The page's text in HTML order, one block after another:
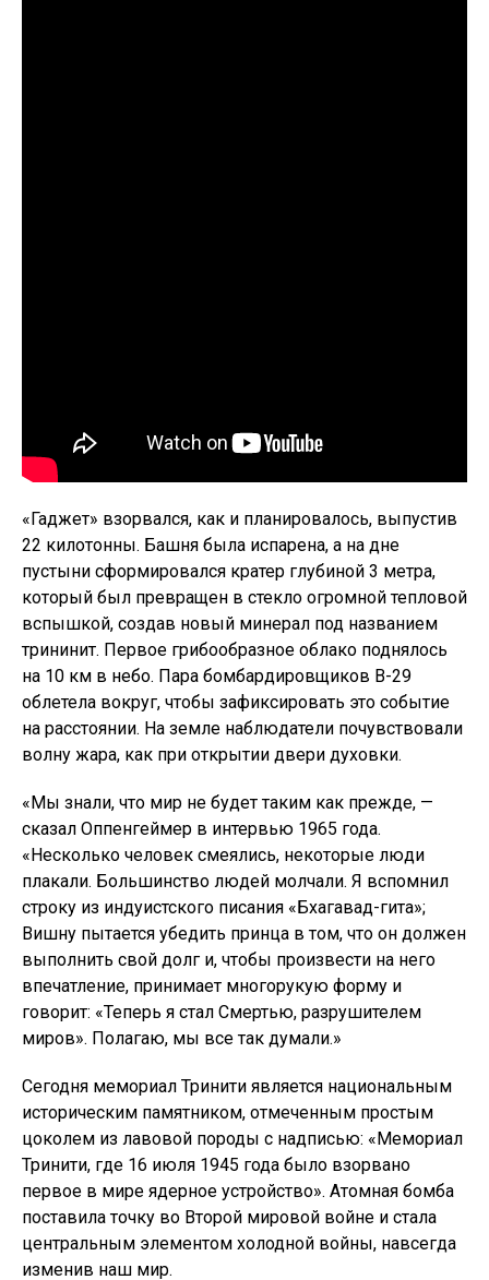
«Гаджет» взорвался, как и планировалось, выпустив
22 килотонны. Башня была испарена, а на дне
пустыни сформировался кратер глубиной 3 метра,
который был превращен в стекло огромной тепловой
вспышкой, создав новый минерал под названием
трининит. Первое грибообразное облако поднялось
на 10 км в небо. Пара бомбардировщиков B-29
облетела вокруг, чтобы зафиксировать это событие
на расстоянии. На земле наблюдатели почувствовали
волну жара, как при открытии двери духовки.
«Мы знали, что мир не будет таким как прежде, —
сказал Оппенгеймер в интервью 1965 года.
«Несколько человек смеялись, некоторые люди
плакали. Большинство людей молчали. Я вспомнил
строку из индуистского писания «Бхагавад-гита»;
Вишну пытается убедить принца в том, что он должен
выполнить свой долг и, чтобы произвести на него
впечатление, принимает многорукую форму и
говорит: «Теперь я стал Смертью, разрушителем
миров». Полагаю, мы все так думали.»
Сегодня мемориал Тринити является национальным
историческим памятником, отмеченным простым
цоколем из лавовой породы с надписью: «Мемориал
Тринити, где 16 июля 1945 года было взорвано
первое в мире ядерное устройство». Атомная бомба
поставила точку во Второй мировой войне и стала
центральным элементом холодной войны, навсегда
изменив наш мир.